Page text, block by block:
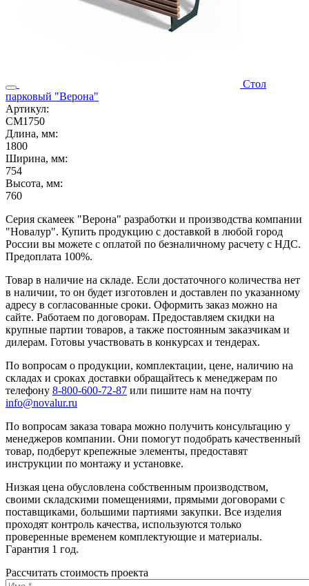
Стол
парковый "Верона"
Артикул:
СМ1750
Длина, мм:
1800
Ширина, мм:
754
Высота, мм:
760
Серия скамеек "Верона" разработки и производства компании
"Новалур". Купить продукцию с доставкой в любой город
России вы можете с оплатой по безналичному расчету с НДС.
Предоплата 100%.
Товар в наличие на складе. Если достаточного количества нет
в наличии, то он будет изготовлен и доставлен по указанному
адресу в согласованные сроки. Оформить заказ можно на
сайте. Работаем по договорам. Предоставляем скидки на
крупные партии товаров, а также постоянным заказчикам и
дилерам. Готовы участвовать в конкурсах и тендерах.
По вопросам о продукции, комплектации, цене, наличию на
складах и сроках доставки обращайтесь к менеджерам по
телефону 8-800-600-72-87 или пишите нам на почту
info@novalur.ru
По вопросам заказа товара можно получить консультацию у
менеджеров компании. Они помогут подобрать качественный
товар, подберут крепежные элементы, предоставят
инструкции по монтажу и установке.
Низкая цена обусловлена собственным производством,
своими складскими помещениями, прямыми договорами с
поставщиками, большими партиями закупки. Все изделия
проходят контроль качества, используются только
проверенные временем комплектующие и материалы.
Гарантия 1 год.
Рассчитать стоимость проекта